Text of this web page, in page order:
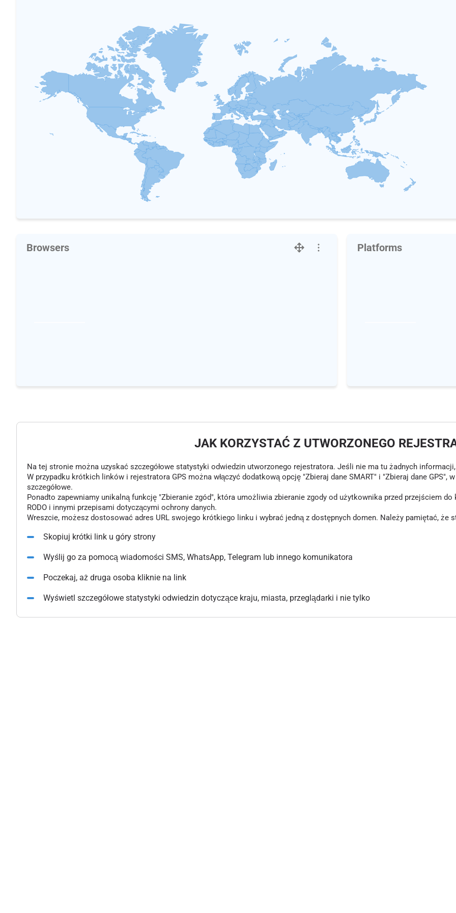
Browsers Platforms
JAK KORZYSTAĆ Z UTWORZONEGO
Na tej stronie można uzyskać szczegółowe statystyki odwiedzin utworzonego rejestratora. Jeśli nie ma tu żadnych
W przypadku krótkich linków i rejestratora GPS można włączyć dodatkową opcję "Zbieraj dane SMART" i "Zbieraj dane GPS",
szczegółowe.
Ponadto zapewniamy unikalną funkcję "Zbieranie zgód", która umożliwia zbieranie zgody od użytkownika przed przejściem
RODO i innymi przepisami dotyczącymi ochrony danych.
Wreszcie, możesz dostosować adres URL swojego krótkiego linku i wybrać jedną z dostępnych domen. Należy pamiętać, że
Skopiuj krótki link u góry strony
Wyślij go za pomocą wiadomości SMS, WhatsApp, Telegram lub innego komunikatora
Poczekaj, aż druga osoba kliknie na link
Wyświetl szczegółowe statystyki odwiedzin dotyczące kraju, miasta, przeglądarki i nie tylko